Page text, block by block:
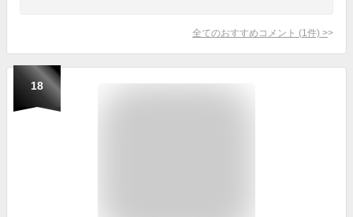
全てのおすすめコメント (1 件) >
18